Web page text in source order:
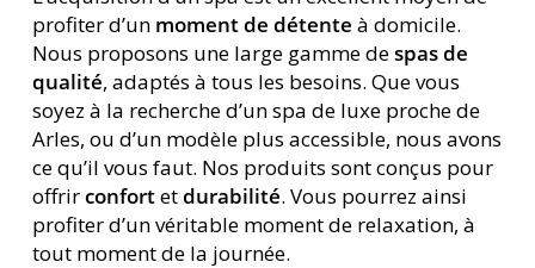
profiter d’un moment de détente à domicile.
Nous proposons une large gamme despas de
qualité, adaptés à tous les besoins. Que vous
soyez à la recherche d’un spa de luxe proche de
Arles, ou d’un modèle plus accessible, nous avons
ce qu’il vous faut. Nos produits sont conçus pour
offrirconfortetdurabilité. Vous pourrez ainsi
profiter d’un véritable moment de relaxation, à
tout moment de la journée.